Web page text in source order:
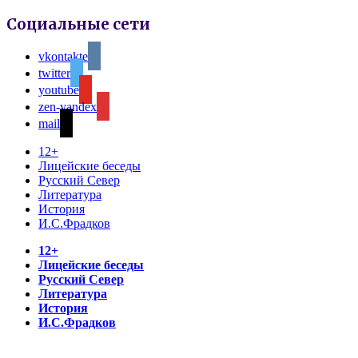
Социальные сети
vkontakte
twitter
youtube
zen-yandex
mail
12+
Лицейские беседы
Русский Север
Литература
История
И.С.Фрадков
12+
Лицейские беседы
Русский Север
Литература
История
И.С.Фрадков